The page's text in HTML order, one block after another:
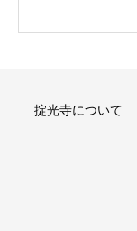
掟光寺について